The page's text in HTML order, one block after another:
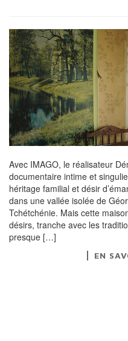
Avec IMAGO, le réalisateur
documentaire intime et
héritage familial et désir
dans une vallée isolée de
Tchétchénie. Mais cette
désirs, tranche avec les
presque […]
EN